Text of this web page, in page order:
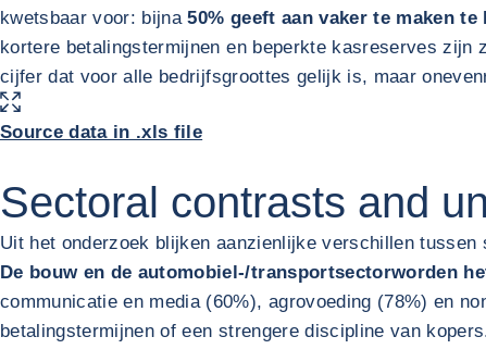
kwetsbaar voor: bijna50% geeft aan vaker te maken
kortere betalingstermijnen en beperkte kasreserves
cijfer dat voor alle bedrijfsgroottes gelijk is, maar
VERGROOT AFBEELDING
Source data in .xls file
Sectoral contrasts and
Uit het onderzoek blijken aanzienlijke verschillen tussen
De bouw en de automobiel-/transportsectorworden
communicatie en media (60%), agrovoeding (78%) en
betalingstermijnen of een strengere discipline van